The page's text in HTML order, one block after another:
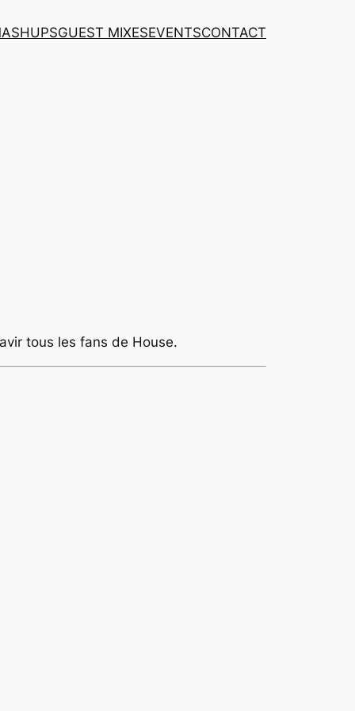
GUEST MIXESEVENTSCONTACT
tous les fans de House.